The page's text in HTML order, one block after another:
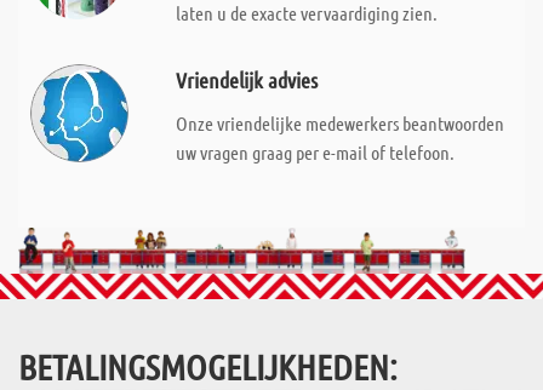
laten u de exacte vervaardiging zien.
Vriendelijk advies
Onze vriendelijke medewerkers beantwoorden
uw vragen graag per e-mail of telefoon.
BETALINGSMOGELIJKHEDEN: